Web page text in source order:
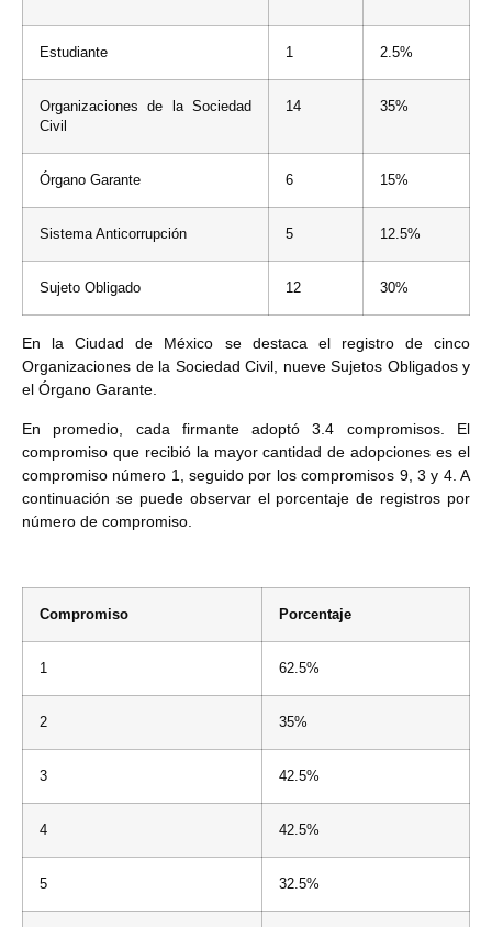
Estudiante 1 2.5%
Organizaciones de la Sociedad
Civil
14 35%
Órgano Garante 6 15%
Sistema Anticorrupción 5 12.5%
Sujeto Obligado 12 30%
En la Ciudad de México se destaca el registro de cinco
Organizaciones de la Sociedad Civil, nueve Sujetos Obligados y
el Órgano Garante.
En promedio, cada firmante adoptó 3.4 compromisos. El
compromiso que recibió la mayor cantidad de adopciones es el
compromiso número 1, seguido por los compromisos 9, 3 y 4. A
continuación se puede observar el porcentaje de registros por
número de compromiso.
Compromiso Porcentaje
1 62.5%
2 35%
3 42.5%
4 42.5%
5 32.5%